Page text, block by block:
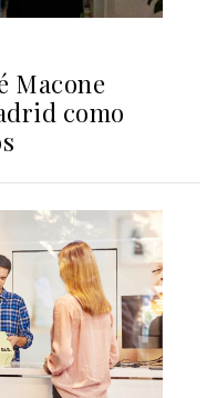
Macone
como